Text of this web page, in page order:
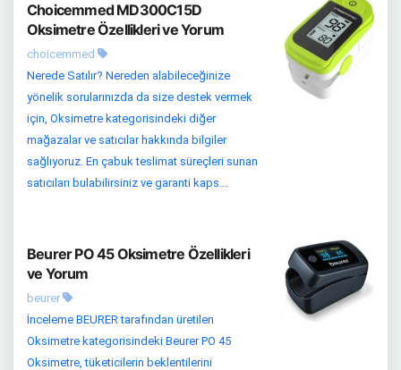
Choicemmed MD300C15D
Oksimetre Özellikleri ve Yorum
choicemmed
Nerede Satılır? Nereden alabileceğinize
yönelik sorularınızda da size destek vermek
için, Oksimetre kategorisindeki diğer
mağazalar ve satıcılar hakkında bilgiler
sağlıyoruz. En çabuk teslimat süreçleri sunan
satıcıları bulabilirsiniz ve garanti kaps...
Beurer PO 45 Oksimetre Özellikleri
ve Yorum
beurer
İnceleme BEURER tarafından üretilen
Oksimetre kategorisindeki Beurer PO 45
Oksimetre, tüketicilerin beklentilerini